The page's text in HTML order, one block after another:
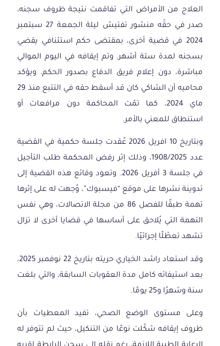
العلاج من الأمراض التي تفاقمت نتيجة ظروف سجنه،
صدر في حقّه منشور تفتيش ليلة الجمعة 27 سبتمبر
2024 في قضية أخرى، بمقتضى حكم استئنافي يقضي
بسجنه لمدة ستة أشهر. وتم إيقافه في اليوم الموالي
مباشرة، دون إعلام فريق الدفاع بصدور الحكم. ويؤكد
محاميه أن الشاكي كان قد أسقط حقه في التتبع منذ 29
ماي 2024، كما تمّت المحاكمة دون مرافعات أو
استنطاق للمعني بالأمر.
وبتاريخ 10 افريل 2026 عُقدت جلسة حكمية في القضية
عدد 1908/2025، وذلك إثر رفض المحكمة طلب التأجيل
في جلسة 3 أفريل 2026. وتعود وقائع هذه القضية إلى
تدوينة نشرها على موقع “فيسبوك”، وُجهت له على إثرها
تهمة طبقًا للفصل 86 من مجلة الاتصالات، وهي نفس
التهمة التي يُلاحق على أساسها في قضايا أخرى لا تزال
تشهد تعطّلًا إجرائيًا.
وقد استعاد راشد الخياري حريته بتاريخ 22 نوفمبر 2025،
بعد استيفائه كامل مدة العقوبات السابقة، والتي بلغت
سنة وشهرًا و25 يومًا.
وعلى مستوى الوضع الصحي، تفيد المعطيات بأن
ظروف إيقافه شكّلت نوعًا من التنكيل، حيث لم تتوفر له